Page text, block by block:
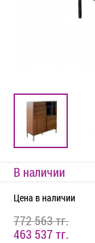
В наличии
Цена в наличии
772 563 тг.
463 537 тг.